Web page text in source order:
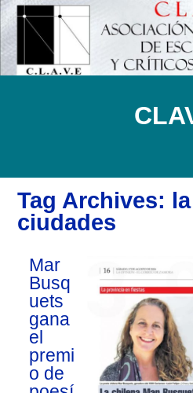
Tag Archives:
ciudades
Mar
Busq
uets
gana
el
premi
o de